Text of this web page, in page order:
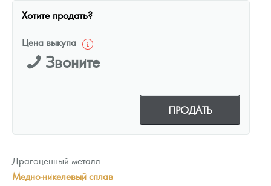
Хотите продать?
Цена выкупа
Звоните
ПРОДАТЬ
Драгоценный металл
Медно-никелевый сплав